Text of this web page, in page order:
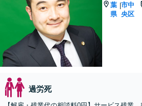
葉
県
|市中
央区
過労死